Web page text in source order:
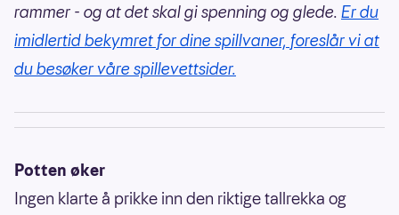
rammer - og at det skal gi spenning og glede. Er du
imidlertid bekymret for dine spillvaner, foreslår vi at
du besøker våre spillevettsider.
Potten øker
Ingen klarte å prikke inn den riktige tallrekka og